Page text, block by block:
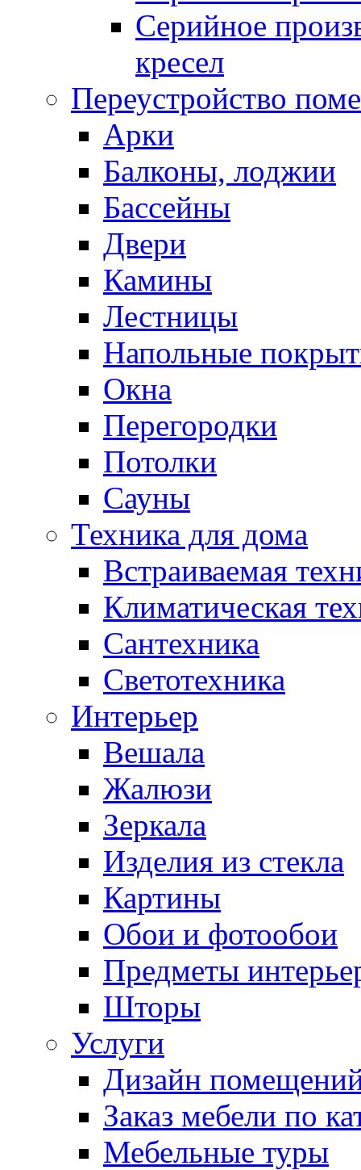
Серийное
кресел
Переустройство
Арки
Балконы, лоджии
Бассейны
Двери
Камины
Лестницы
Напольные
Окна
Перегородки
Потолки
Сауны
Техника для дома
Встраиваемая
Климатическая
Сантехника
Светотехника
Интерьер
Вешала
Жалюзи
Зеркала
Изделия из стекла
Картины
Обои и фотообои
Предметы
Шторы
Услуги
Дизайн
Заказ мебели по
Мебельные туры